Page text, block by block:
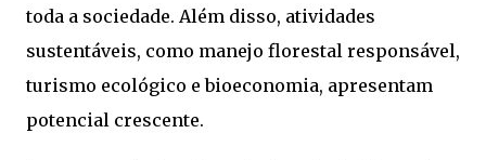
toda a sociedade. Além disso, atividades
sustentáveis, como manejo florestal responsável,
turismo ecológico e bioeconomia, apresentam
potencial crescente.